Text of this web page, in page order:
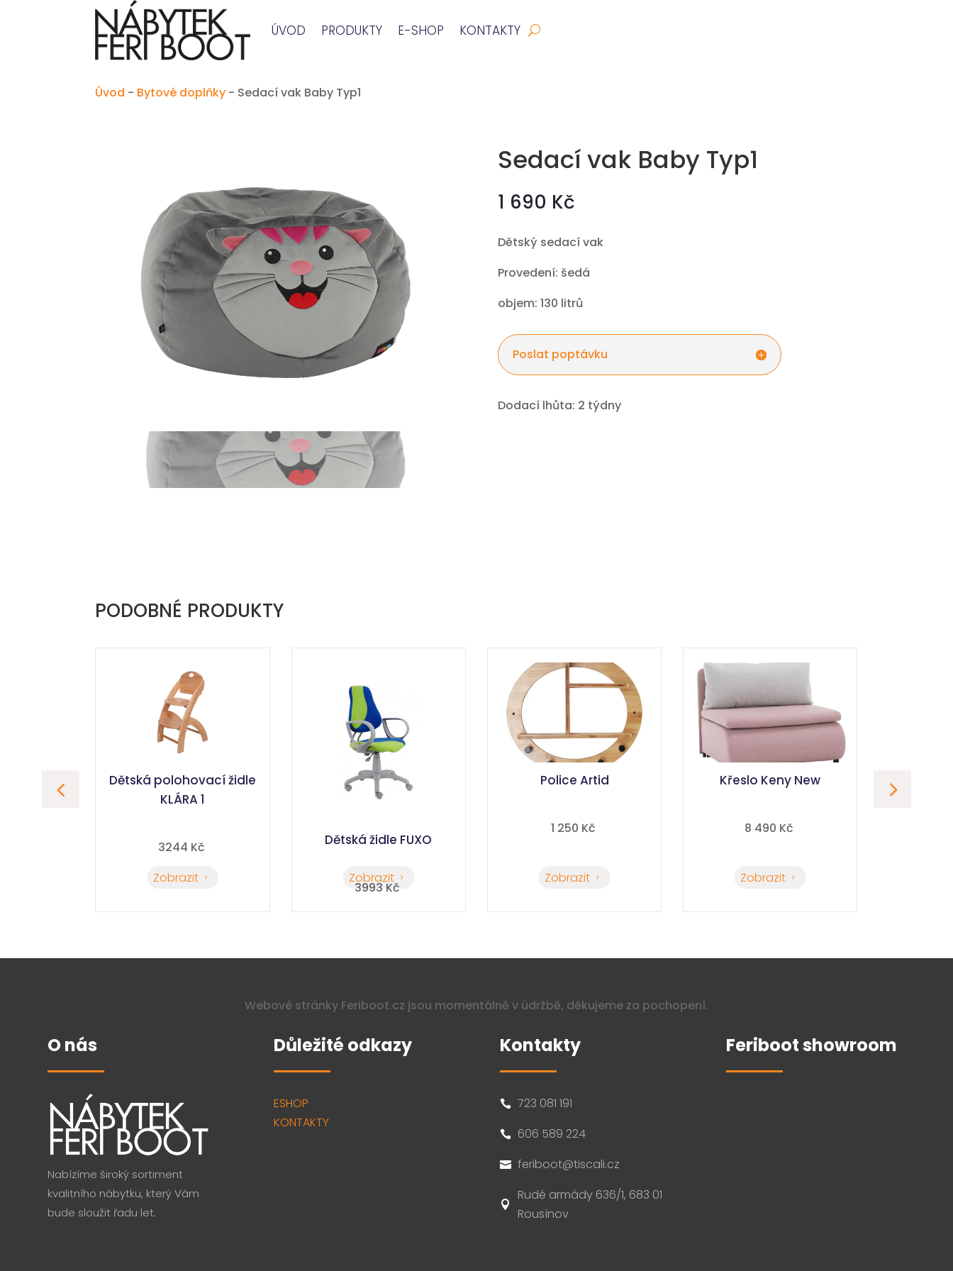
ÚVOD PRODUKTY E-SHOP KONTAKTY
Úvod - Bytové doplňky - Sedací vak Baby Typ1
Sedací vak Baby Typ1
1 690 Kč
Dětský sedací vak
Provedení: šedá
objem: 130 litrů
Poslat poptávku
Dodací lhůta: 2 týdny
PODOBNÉ PRODUKTY
Dětská polohovací židle
KLÁRA 1
Zobrazit 5
3244 Kč Dětská židle FUXO
Zobrazit 5
3993 Kč
Police Artid
Zobrazit 5
1 250 Kč
Křeslo Keny New
Zobrazit 5
8 490 Kč
Webové stránky Feriboot.cz jsou momentálně v údržbě, děkujeme za pochopení.
O nás
Nabízíme široký sortiment
kvalitního nábytku, který Vám
bude sloužit řadu let.
Důležité odkazy
ESHOP
KONTAKTY
Kontakty
 723 081 191
 606 589 224
 feriboot@tiscali.cz

Rudé armády 636/1, 683 01
Rousínov
Feriboot showroom